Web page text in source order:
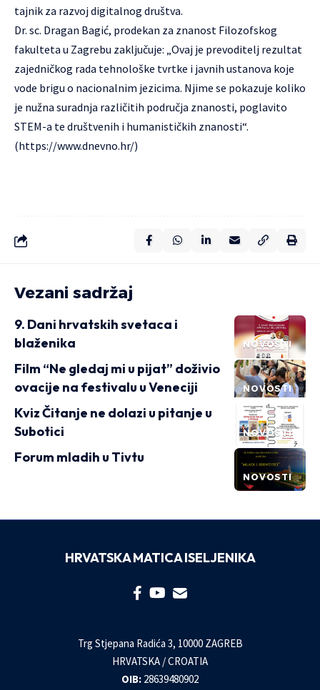
tajnik za razvoj digitalnog društva.
Dr. sc. Dragan Bagić, prodekan za znanost Filozofskog
fakulteta u Zagrebu zaključuje: „Ovaj je prevoditelj rezultat
zajedničkog rada tehnološke tvrtke i javnih ustanova koje
vode brigu o nacionalnim jezicima. Njime se pokazuje koliko
je nužna suradnja različitih područja znanosti, poglavito
STEM-a te društvenih i humanističkih znanosti“.
(https://www.dnevno.hr/)
Vezani sadržaj
NOVOSTI
9. Dani hrvatskih svetaca i
blaženika
NOVOSTI
Film “Ne gledaj mi u pijat” doživio
ovacije na festivalu u Veneciji
NOVOSTI
Kviz Čitanje ne dolazi u pitanje u
Subotici
NOVOSTI
Forum mladih u Tivtu
HRVATSKA MATICA ISELJENIKA
Trg Stjepana Radića 3, 10000 ZAGREB
HRVATSKA / CROATIA
OIB: 28639480902